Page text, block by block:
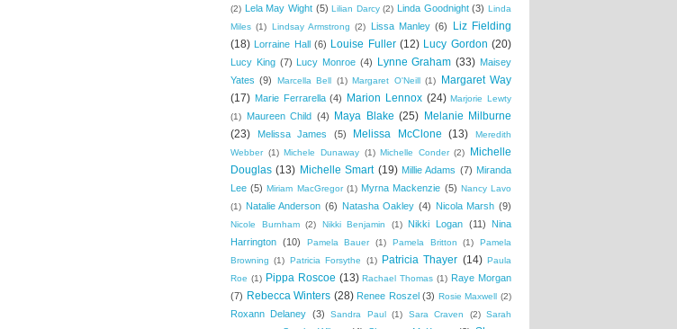
(2)
Lela May Wight (5) Lilian Darcy (2) Linda Goodnight (3) Linda
Miles (1) Lindsay Armstrong (2) Lissa Manley (6)
Liz Fielding
(18)
Lorraine Hall (6) Louise Fuller (12) Lucy Gordon (20)
Lucy King (7) Lucy Monroe (4) Lynne Graham (33) Maisey
Yates (9) Marcella Bell (1) Margaret O'Neill (1)
Margaret Way
(17) Marie Ferrarella (4) Marion Lennox (24) Marjorie Lewty
(1)
Maureen Child (4) Maya Blake (25) Melanie Milburne
(23)
Melissa James (5) Melissa McClone (13)
Meredith
Webber (1) Michele Dunaway (1) Michelle Conder (2)
Michelle
Douglas (13) Michelle Smart (19) Millie Adams (7) Miranda
Lee (5) Miriam MacGregor (1) Myrna Mackenzie (5) Nancy Lavo
(1) Natalie Anderson (6) Natasha Oakley (4) Nicola Marsh (9)
Nicole Burnham (2) Nikki Benjamin (1) Nikki Logan (11)
Nina
Harrington (10) Pamela Bauer (1) Pamela Britton (1)
Pamela
Browning (1) Patricia Forsythe (1) Patricia Thayer (14) Paula
Roe (1) Pippa Roscoe (13) Rachael Thomas (1) Raye Morgan
(7) Rebecca Winters (28) Renee Roszel (3) Rosie Maxwell (2)
Roxann Delaney (3) Sandra Paul (1) Sara Craven (2) Sarah